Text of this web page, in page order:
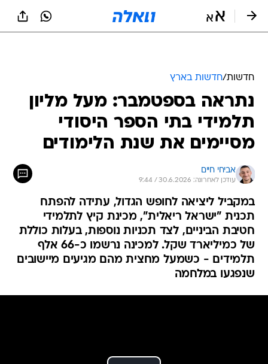
חדשות/חדשות בארץ
נתראה בספטמבר: מעל מליון
תלמידי בתי הספר היסודי
מסיימים את שנת הלימודים
אביחי חיים
עודכן לאחרונה: 30.6.2026 / 9:44
במקביל ליציאה לחופש הגדול, עתידה להפתח
תכנית "ישראל ריאלית", מכינת קיץ לתלמידי
חטיבת הביניים, לצד תכניות נוספות, בעלות כוללת
של כמיליארד שקל. למכינה נרשמו כ-66 אלף
תלמידים - כשמעל מחצית מהם מגיעים מיישובים
שנפגעו במלחמה